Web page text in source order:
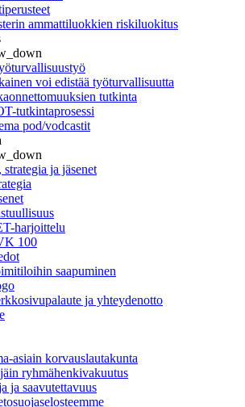
ammattiluokkien riskiluokitus
voi edistää työturvallisuutta
tutkinta
tutkintaprosessi
pod/vodcastit
strategia ja jäsenet
harjoittelu
100
saapuminen
ja yhteydenotto
asiain korvauslautakunta
ryhmähenkivakuutus
ja saavutettavuus